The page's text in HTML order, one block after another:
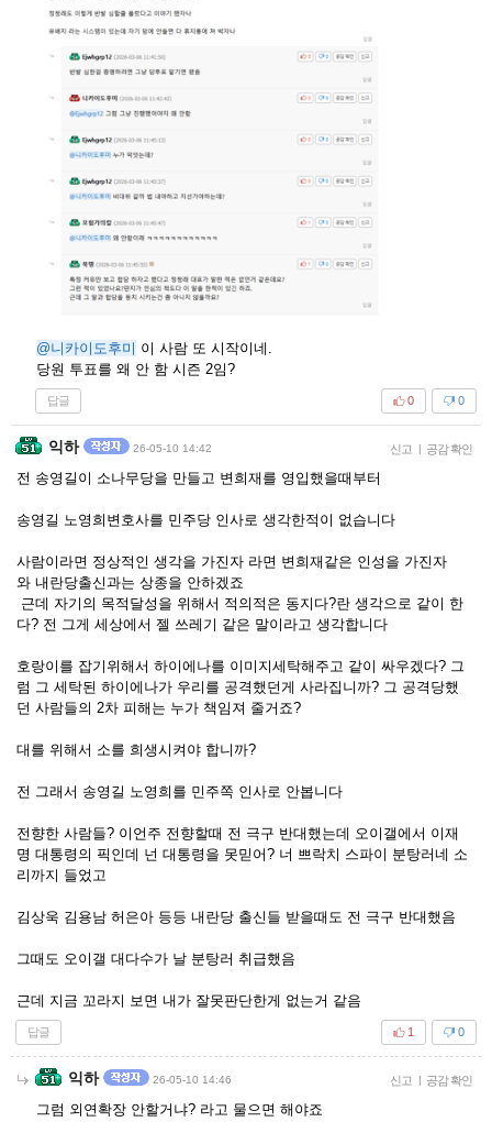
@니카이도후미 이 사람 또 시작이네.
당원 투표를 왜 안 함 시즌 2임?
답글 0
0
익하 26-05-10 14:42 신고 | 공감 확인
전 송영길이 소나무당을 만들고 변희재를 영입했을때부터
송영길 노영희변호사를 민주당 인사로 생각한적이 없습니다
사람이라면 정상적인 생각을 가진자 라면 변희재같은 인성을 가진자
와 내란당출신과는 상종을 안하겠죠
근데 자기의 목적달성을 위해서 적의적은 동지다?란 생각으로 같이 한
다? 전 그게 세상에서 젤 쓰레기 같은 말이라고 생각합니다
호랑이를 잡기위해서 하이에나를 이미지세탁해주고 같이 싸우겠다? 그
럼 그 세탁된 하이에나가 우리를 공격했던게 사라집니까? 그 공격당했
던 사람들의 2차 피해는 누가 책임져 줄거죠?
대를 위해서 소를 희생시켜야 합니까?
전 그래서 송영길 노영희를 민주쪽 인사로 안봅니다
전향한 사람들? 이언주 전향할때 전 극구 반대했는데 오이갤에서 이재
명 대통령의 픽인데 넌 대통령을 못믿어? 너 쁘락치 스파이 분탕러네 소
리까지 들었고
김상욱 김용남 허은아 등등 내란당 출신들 받을때도 전 극구 반대했음
그때도 오이갤 대다수가 날 분탕러 취급했음
근데 지금 꼬라지 보면 내가 잘못판단한게 없는거 같음
답글 0
1
익하 26-05-10 14:46 신고 | 공감 확인
그럼 외연확장 안할거냐? 라고 물으면 해야죠